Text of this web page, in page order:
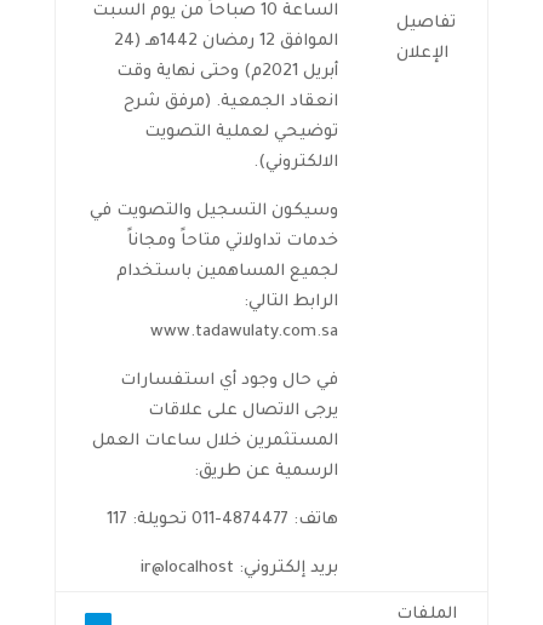
تفاصيل
الإعلان
الساعة 10 صباحاً من يوم السبت
الموافق 12 رمضان 1442هـ (24
أبريل 2021م) وحتى نهاية وقت
انعقاد الجمعية. (مرفق شرح
توضيحي لعملية التصويت
الالكتروني).
وسيكون التسجيل والتصويت في
خدمات تداولاتي متاحاً ومجاناً
لجميع المساهمين باستخدام
الرابط التالي:
www.tadawulaty.com.sa
في حال وجود أي استفسارات
يرجى الاتصال على علاقات
المستثمرين خلال ساعات العمل
الرسمية عن طريق:
هاتف: 4874477-011 تحويلة: 117
بريد إلكتروني: ir@localhost
الملفات